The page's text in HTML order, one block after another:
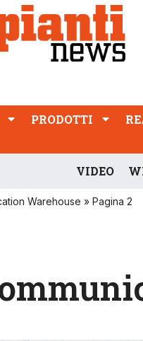
PRODOTTI
PRODOTTI
VIDEO
Warehouse » Pagina 2